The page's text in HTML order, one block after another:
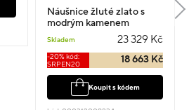
Náušnice žluté zlato s
modrým kamenem
Skladem 23 329 Kč
-20% kód:
SRPEN20
18 663 Kč
Koupit s kódem